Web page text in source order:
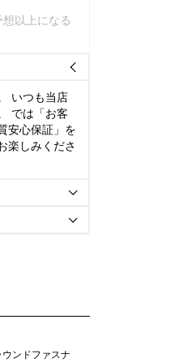
以上になる

いつも当店
では「お客
安心保証」を
楽しみくださ


ンドファスナ